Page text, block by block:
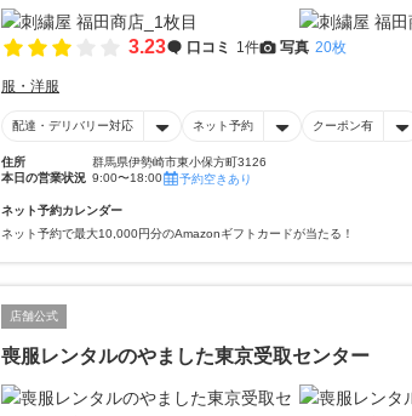
3.23 口コミ 1件 写真 20枚
服・洋服
配達・デリバリー対応 ネット予約 クーポン有
住所
群馬県伊勢崎市東小保方町3126
本日の営業状況 9:00〜18:00 予約空きあり
ネット予約カレンダー
ネット予約で最大10,000円分のAmazonギフトカードが当たる！
店舗公式
喪服レンタルのやました東京受取センター